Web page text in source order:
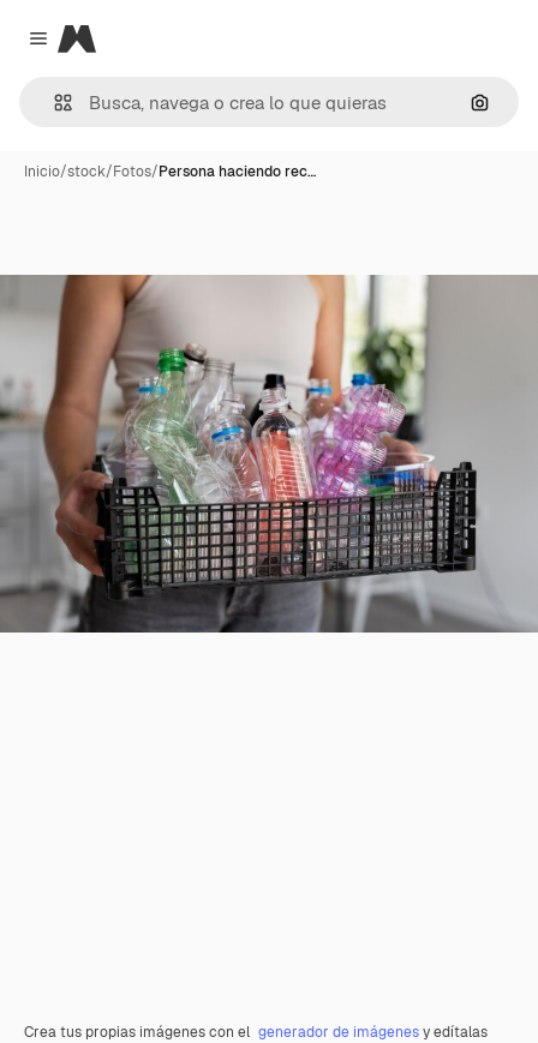
Close menu
Magnific
Inicio/stock/Fotos/Persona haciendo rec…
Crea tus propias imágenes con el generador de imágenesy edítalas